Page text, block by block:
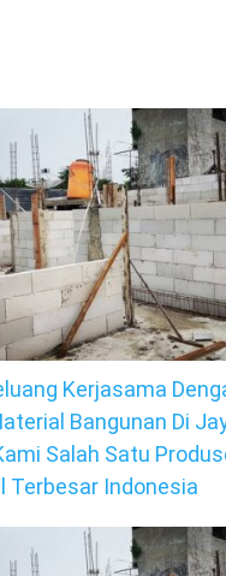
Kerjasama
Bangunan Di
Salah Satu
Terbesar Indonesia